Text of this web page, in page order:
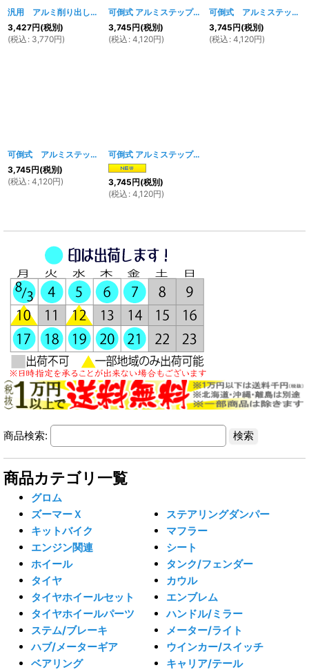
汎用 アルミ削り出しサイドスタンド [216w 217w 218w]
3,427円(税別)
(税込 : 3,770円)
可倒式 アルミステップ イエロー [1430w]
3,745円(税別)
(税込 : 4,120円)
可倒式 アルミステップ ブラック
3,745円(税別)
(税込 : 4,120円)
可倒式 アルミステップ レッド [1427w]
3,745円(税別)
(税込 : 4,120円)
可倒式 アルミステップ オレンジ
3,745円(税別)
(税込 : 4,120円)
商品検索:
商品カテゴリ一覧
グロム
ズーマーＸ
キットバイク
エンジン関連
ホイール
タイヤ
タイヤホイールセット
タイヤホイールパーツ
ステム/ブレーキ
ハブ/メーターギア
ベアリング
ステアリングダンパー
マフラー
シート
タンク/フェンダー
カウル
エンブレム
ハンドル/ミラー
メーター/ライト
ウインカー/スイッチ
キャリア/テール